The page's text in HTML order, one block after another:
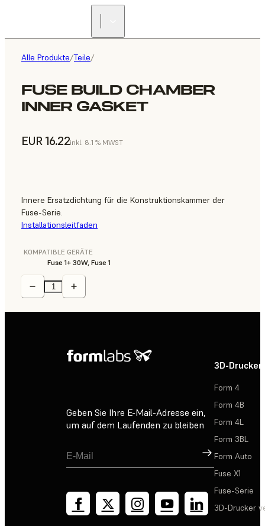
Alle Produkte/Teile/
FUSE BUILD CHAMBER
INNER GASKET
EUR 16.22inkl. 8.1 % MWST
Innere Ersatzdichtung für die Konstruktionskammer der
Fuse-Serie.
Installationsleitfaden
KOMPATIBLE GERÄTE
Fuse 1+ 30W, Fuse 1
Geben Sie Ihre E-Mail-Adresse ein,
um auf dem Laufenden zu bleiben
Registrieren
3D-Drucker
Form 4
Form 4B
Form 4L
Form 3BL
Form Auto
Fuse X1
Fuse-Serie
3D-Drucker